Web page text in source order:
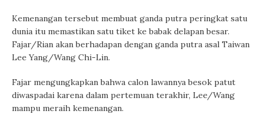
Kemenangan tersebut membuat ganda putra peringkat satu
dunia itu memastikan satu tiket ke babak delapan besar.
Fajar/Rian akan berhadapan dengan ganda putra asal Taiwan
Lee Yang/Wang Chi-Lin.
Fajar mengungkapkan bahwa calon lawannya besok patut
diwaspadai karena dalam pertemuan terakhir, Lee/Wang
mampu meraih kemenangan.